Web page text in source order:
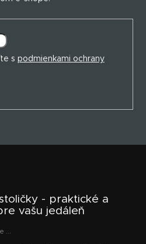
s podmienkami ochrany
- praktické a
vašu jedáleň
...